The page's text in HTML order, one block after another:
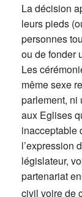
La décision
leurs pieds
personnes
ou de fonder
Les
même sexe
parlement, ni
aux Eglises
inacceptable
l’expression
législateur,
partenariat
civil voire de